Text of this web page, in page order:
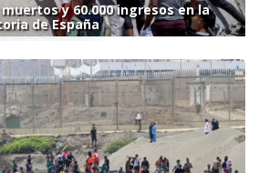
y 60.000 ingresos en la
de España